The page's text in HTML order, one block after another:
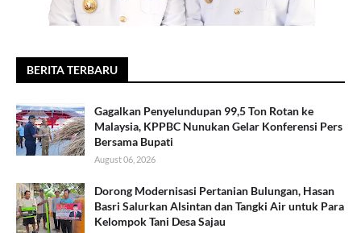
BERITA TERBARU
Gagalkan Penyelundupan 99,5 Ton Rotan ke
Malaysia, KPPBC Nunukan Gelar Konferensi Pers
Bersama Bupati
August 06, 2026
Dorong Modernisasi Pertanian Bulungan, Hasan
Basri Salurkan Alsintan dan Tangki Air untuk Para
Kelompok Tani Desa Sajau